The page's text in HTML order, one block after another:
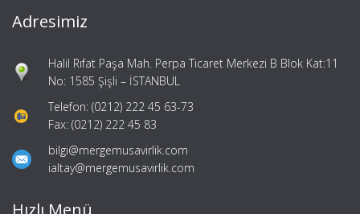
Adresimiz
Halil Rıfat Paşa Mah. Perpa Ticaret Merkezi B Blok Kat:11
No: 1585 Şişli – İSTANBUL
Telefon: (0212) 222 45 63-73
Fax: (0212) 222 45 83
bilgi@mergemusavirlik.com
ialtay@mergemusavirlik.com
Hızlı Menü